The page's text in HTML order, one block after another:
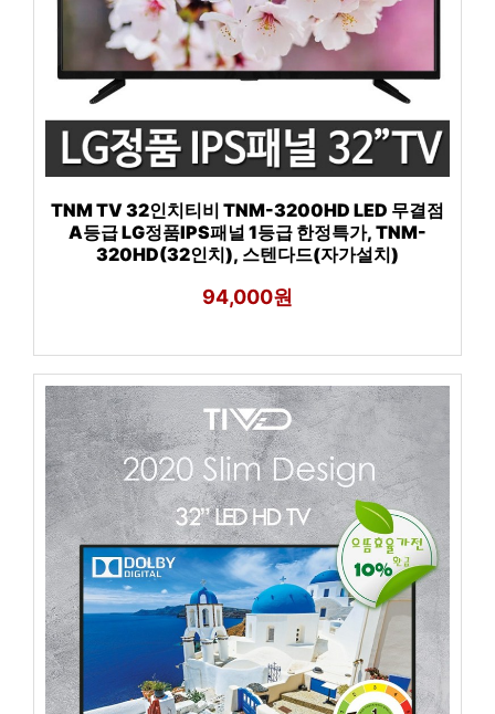
TNM TV 32인치티비 TNM-3200HD LED 무결점
A등급 LG정품IPS패널 1등급 한정특가, TNM-
320HD(32인치), 스텐다드(자가설치)
94,000원